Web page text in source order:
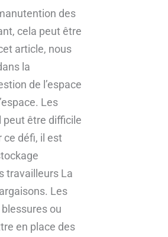
des
cela peut être
article, nous
la
de l’espace
Les
peut être difficile
ce défi, il est
travailleurs La
Les
ou
en place des